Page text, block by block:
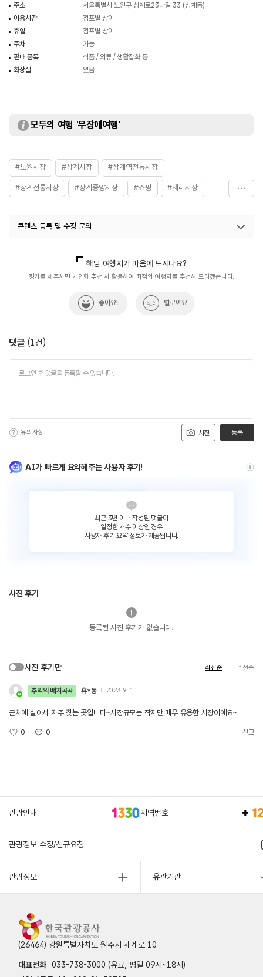
주소
서울특별시 노원구 상계로23나길 33 (상계동)
이용시간
점포별 상이
휴일
점포별 상이
주차
가능
판매 품목
식품 / 의류 / 생활잡화 등
화장실
있음
모두의 여행 '무장애여행'
#노원시장 #상계시장 #상계역전통시장
#상계전통시장 #상계중앙시장 #쇼핑 #재래시장
콘텐츠 등록 및 수정 문의
해당 여행지가 마음에 드시나요?
평가를 해주시면 개인화 추천 시 활용하여 최적의 여행지를 추천해 드리겠습니다.
좋아요! 별로예요
댓글 (1건)
사진
유의사항 등록
AI가 빠르게 요약해주는 사용자 후기!
최근 3년 이내 작성된 댓글이
일정한 개수 이상인 경우
사용자 후기 요약 정보가 제공됩니다.
사진 후기
등록된 사진 후기가 없습니다.
사진 후기만 최신순 추천순
추억의 배지콕콕 휴*통 2023. 9. 1.
근처에 살아서 자주 찾는 곳입니다~시장규모는 작지만 매우 유용한 시장이에요~
0 0 신고
관광안내 지역번호
관광정보 수정/신규요청
관광정보 유관기관
(26464) 강원특별자치도 원주시 세계로 10
대표전화 033-738-3000 (유료, 평일 09시~18시)